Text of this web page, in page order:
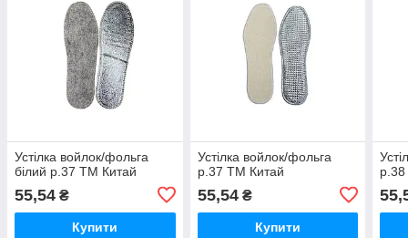
Устiлка войлок/фольга
білий р.37 ТМ Китай
55,54 ₴
Купити
Устiлка войлок/фольга
р.37 ТМ Китай
55,54₴
Купити